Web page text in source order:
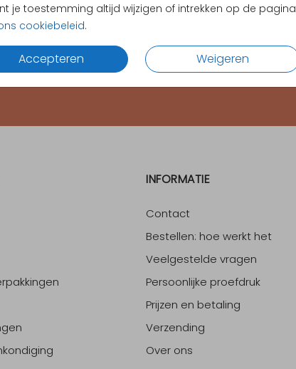
je toestemming altijd wijzigen of intrekken op de pagina
cookiebeleid.
Accepteren Weigeren
KLANTEN BEOORDELEN ONS MET EEN4.65
4.65 1700 + reviews
INFORMATIE
Contact
Bestellen: hoe werkt het
Veelgestelde vragen
Persoonlijke proefdruk
Prijzen en betaling
Verzending
Over ons